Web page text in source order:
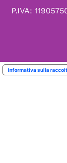
P.IVA:
Informativa sulla